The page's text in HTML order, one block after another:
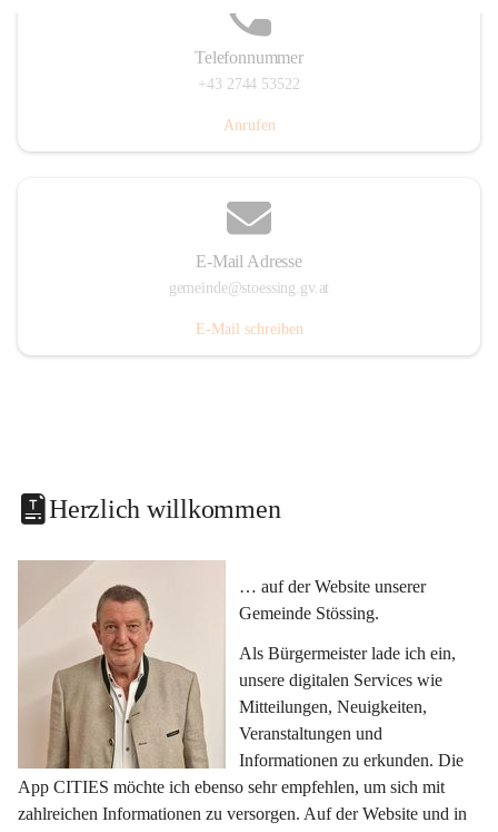
Telefonnummer
+43 2744 53522
Anrufen
E-Mail Adresse
gemeinde@stoessing.gv.at
E-Mail schreiben
Herzlich willkommen
… auf der Website unserer
Gemeinde Stössing.
Als Bürgermeister lade ich ein,
unsere digitalen Services wie
Mitteilungen, Neuigkeiten,
Veranstaltungen und
Informationen zu erkunden. Die
App CITIES möchte ich ebenso sehr empfehlen, um sich mit
zahlreichen Informationen zu versorgen. Auf der Website und in